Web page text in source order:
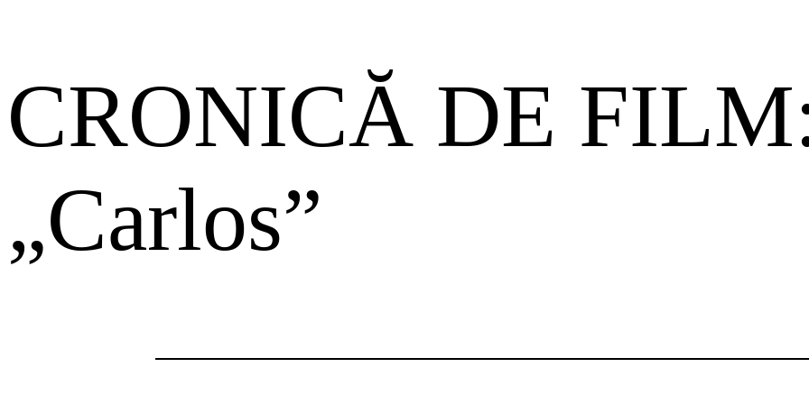
CRONICĂ DE
„Carlos”